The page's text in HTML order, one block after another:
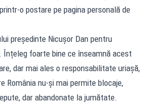
o postare pe pagina personală de
președinte Nicușor Dan pentru
Înțeleg foarte bine ce înseamnă acest
dar mai ales o responsabilitate uriașă,
România nu-și mai permite blocaje,
dar abandonate la jumătate.